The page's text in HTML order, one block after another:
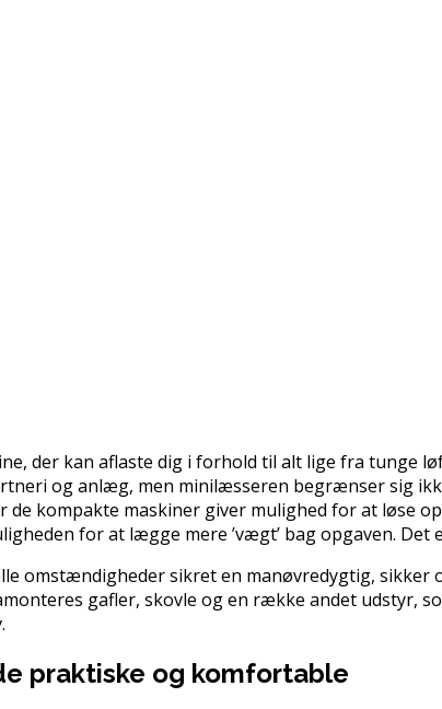
der kan aflaste dig i forhold til alt lige fra
og anlæg, men minilæsseren begrænser sig
kompakte maskiner giver mulighed for at løse
for at lægge mere ’vægt’ bag opgaven.
omstændigheder sikret en manøvredygtig,
gafler, skovle og en række andet
praktiske og komfortable